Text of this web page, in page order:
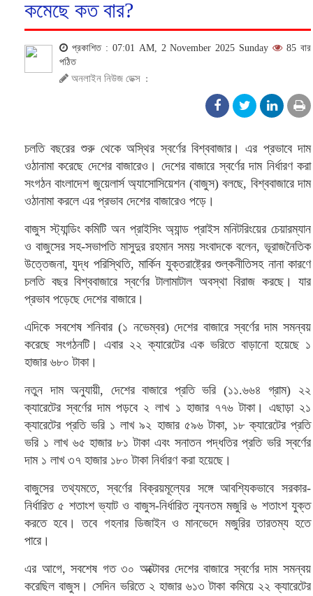
কমেছে কত বার?
প্রকাশিত : 07:01 AM, 2 November 2025 Sunday
85 বার
পঠিত
অনলাইন নিউজ ডেক্স :
চলতি বছরের শুরু থেকে অস্থির স্বর্ণের বিশ্ববাজার। এর প্রভাবে দাম
ওঠানামা করেছে দেশের বাজারেও। দেশের বাজারে স্বর্ণের দাম নির্ধারণ করা
সংগঠন বাংলাদেশ জুয়েলার্স অ্যাসোসিয়েশন (বাজুস) বলছে, বিশ্ববাজারে দাম
ওঠানামা করলে এর প্রভাব দেশের বাজারেও পড়ে।
বাজুস স্ট্যান্ডিং কমিটি অন প্রাইসিং অ্যান্ড প্রাইস মনিটরিংয়ের চেয়ারম্যান
ও বাজুসের সহ-সভাপতি মাসুদুর রহমান সময় সংবাদকে বলেন, ভূরাজনৈতিক
উত্তেজনা, যুদ্ধ পরিস্থিতি, মার্কিন যুক্তরাষ্ট্রের শুল্কনীতিসহ নানা কারণে
চলতি বছর বিশ্ববাজারে স্বর্ণের টালামাটাল অবস্থা বিরাজ করছে। যার
প্রভাব পড়েছে দেশের বাজারে।
এদিকে সবশেষ শনিবার (১ নভেম্বর) দেশের বাজারে স্বর্ণের দাম সমন্বয়
করেছে সংগঠনটি। এবার ২২ ক্যারেটের এক ভরিতে বাড়ানো হয়েছে ১
হাজার ৬৮০ টাকা।
নতুন দাম অনুযায়ী, দেশের বাজারে প্রতি ভরি (১১.৬৬৪ গ্রাম) ২২
ক্যারেটের স্বর্ণের দাম পড়বে ২ লাখ ১ হাজার ৭৭৬ টাকা। এছাড়া ২১
ক্যারেটের প্রতি ভরি ১ লাখ ৯২ হাজার ৫৯৬ টাকা, ১৮ ক্যারেটের প্রতি
ভরি ১ লাখ ৬৫ হাজার ৮১ টাকা এবং সনাতন পদ্ধতির প্রতি ভরি স্বর্ণের
দাম ১ লাখ ৩৭ হাজার ১৮০ টাকা নির্ধারণ করা হয়েছে।
বাজুসের তথ্যমতে, স্বর্ণের বিক্রয়মূল্যের সঙ্গে আবশ্যিকভাবে সরকার-
নির্ধারিত ৫ শতাংশ ভ্যাট ও বাজুস-নির্ধারিত ন্যূনতম মজুরি ৬ শতাংশ যুক্ত
করতে হবে। তবে গহনার ডিজাইন ও মানভেদে মজুরির তারতম্য হতে
পারে।
এর আগে, সবশেষ গত ৩০ অক্টোবর দেশের বাজারে স্বর্ণের দাম সমন্বয়
করেছিল বাজুস। সেদিন ভরিতে ২ হাজার ৬১৩ টাকা কমিয়ে ২২ ক্যারেটের